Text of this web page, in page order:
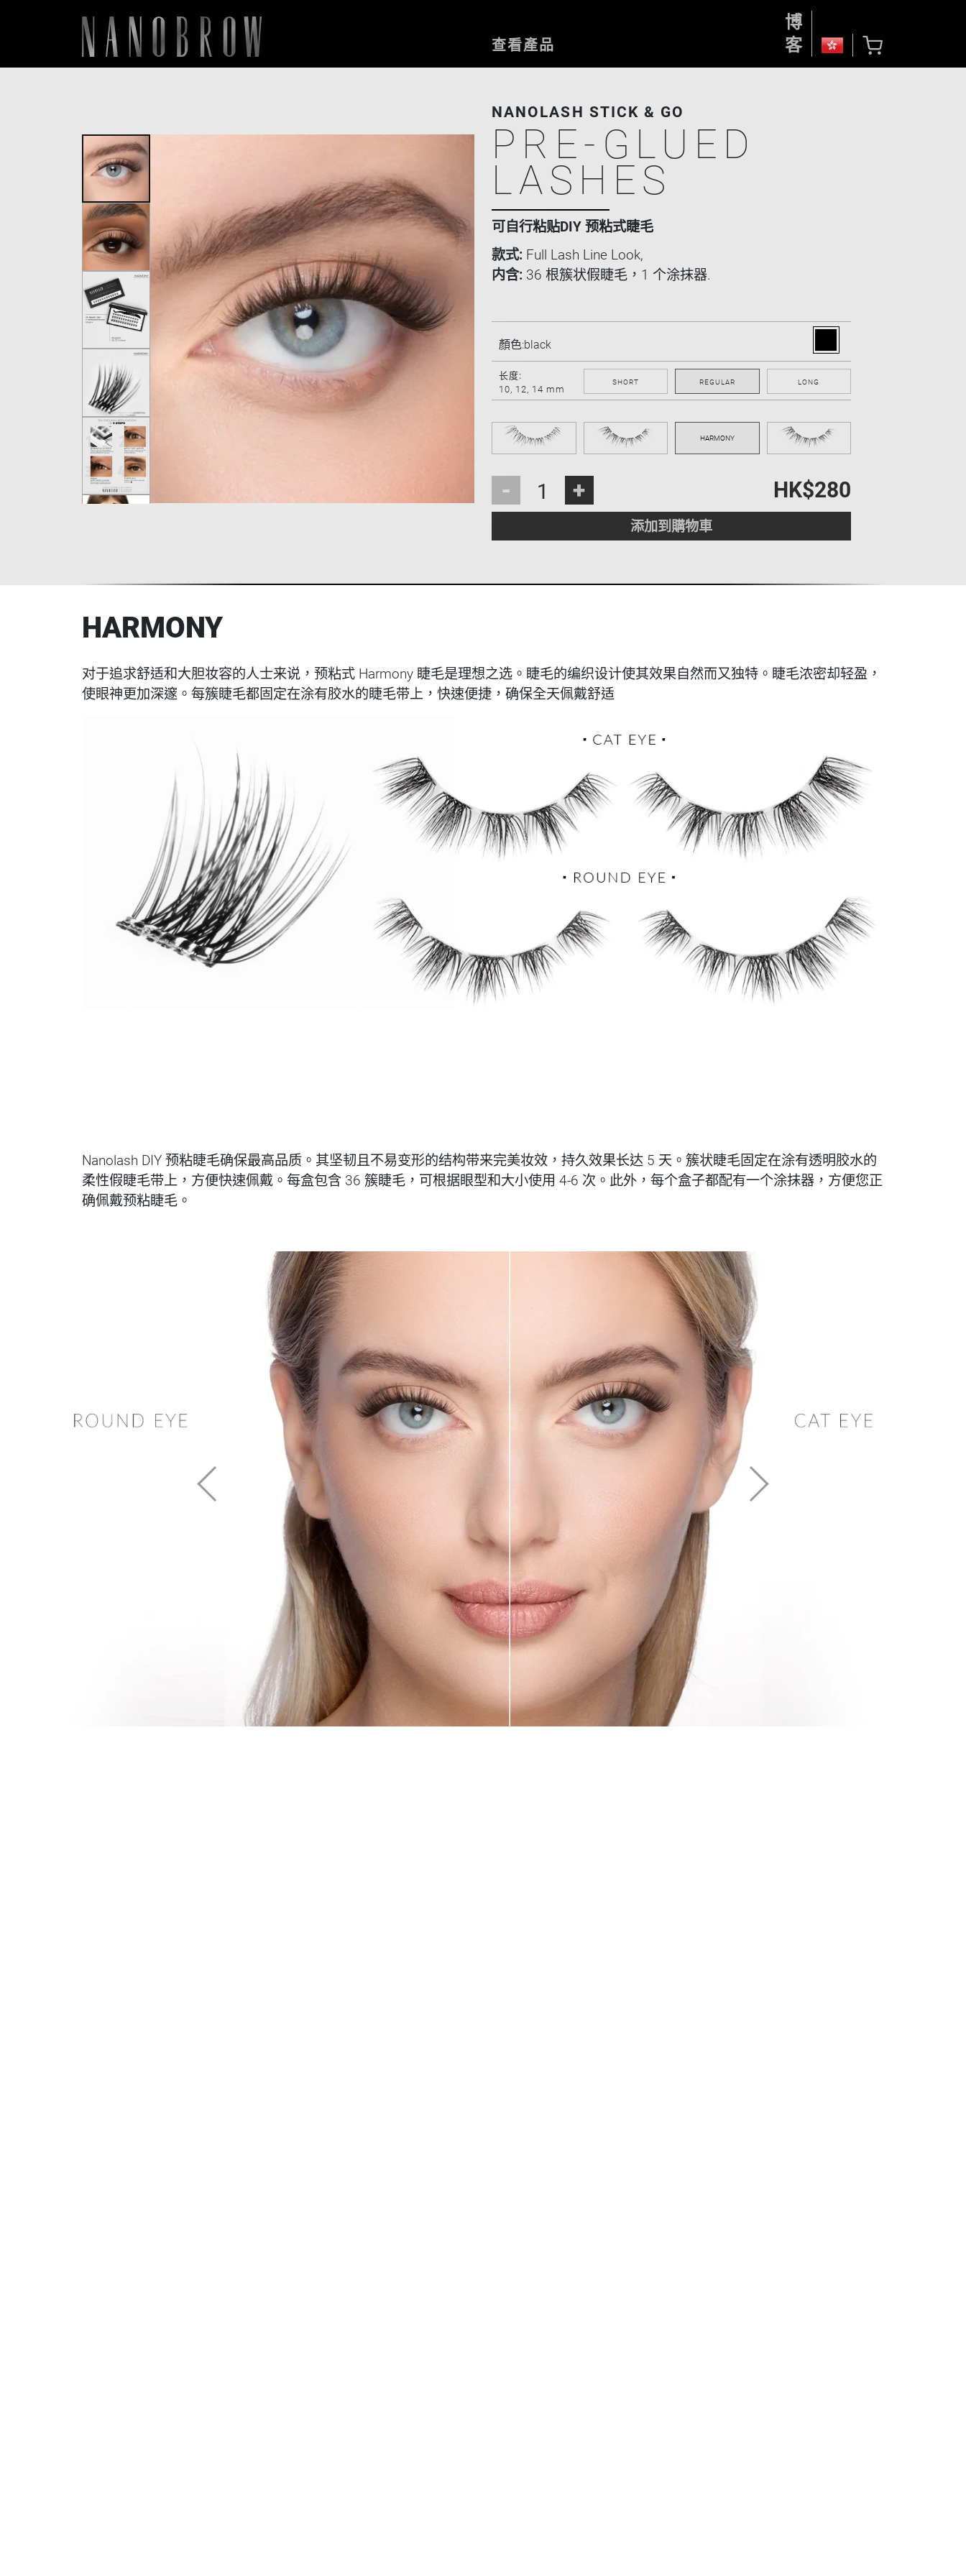
查看產品
博
客
NANOLASH STICK & GO
PRE-GLUED
LASHES
可自行粘贴DIY 预粘式睫毛
款式: Full Lash Line Look,
内含: 36 根簇状假睫毛，1 个涂抹器.
顏色:black
长度:
10, 12, 14 mm
SHORT REGULAR LONG
- + HK$280
添加到購物車
HARMONY
对于追求舒适和大胆妆容的人士来说，预粘式 Harmony 睫毛是理想之选。睫毛的编织设计使其效果自然而又独特。睫毛浓密却轻盈，
使眼神更加深邃。每簇睫毛都固定在涂有胶水的睫毛带上，快速便捷，确保全天佩戴舒适
Nanolash DIY 预粘睫毛确保最高品质。其坚韧且不易变形的结构带来完美妆效，持久效果长达 5 天。簇状睫毛固定在涂有透明胶水的
柔性假睫毛带上，方便快速佩戴。每盒包含 36 簇睫毛，可根据眼型和大小使用 4-6 次。此外，每个盒子都配有一个涂抹器，方便您正
确佩戴预粘睫毛。